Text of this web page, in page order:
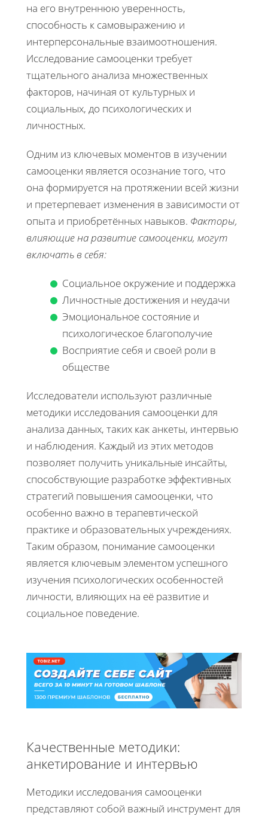
на его внутреннюю уверенность,
способность к самовыражению и
интерперсональные взаимоотношения.
Исследование самооценки требует
тщательного анализа множественных
факторов, начиная от культурных и
социальных, до психологических и
личностных.
Одним из ключевых моментов в изучении
самооценки является осознание того, что
она формируется на протяжении всей жизни
и претерпевает изменения в зависимости от
опыта и приобретённых навыков. Факторы,
влияющие на развитие самооценки, могут
включать в себя:
Социальное окружение и поддержка
Личностные достижения и неудачи
Эмоциональное состояние и
психологическое благополучие
Восприятие себя и своей роли в
обществе
Исследователи используют различные
методики исследования самооценки для
анализа данных, таких как анкеты, интервью
и наблюдения. Каждый из этих методов
позволяет получить уникальные инсайты,
способствующие разработке эффективных
стратегий повышения самооценки, что
особенно важно в терапевтической
практике и образовательных учреждениях.
Таким образом, понимание самооценки
является ключевым элементом успешного
изучения психологических особенностей
личности, влияющих на её развитие и
социальное поведение.
Качественные методики:
анкетирование и интервью
Методики исследования самооценки
представляют собой важный инструмент для